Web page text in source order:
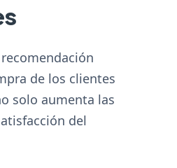
de los clientes
solo aumenta las
del